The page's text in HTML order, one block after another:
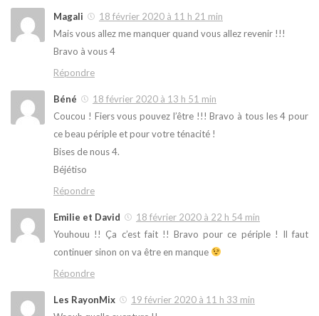
Magali
18 février 2020 à 11 h 21 min
Mais vous allez me manquer quand vous allez revenir !!!
Bravo à vous 4
Répondre
Béné
18 février 2020 à 13 h 51 min
Coucou ! Fiers vous pouvez l’être !!! Bravo à tous les 4 pour
ce beau périple et pour votre ténacité !
Bises de nous 4.
Béjétiso
Répondre
Emilie et David
18 février 2020 à 22 h 54 min
Youhouu !! Ça c’est fait !! Bravo pour ce périple ! Il faut
continuer sinon on va être en manque
Répondre
Les RayonMix
19 février 2020 à 11 h 33 min